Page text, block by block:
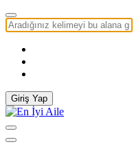
Giriş Yap